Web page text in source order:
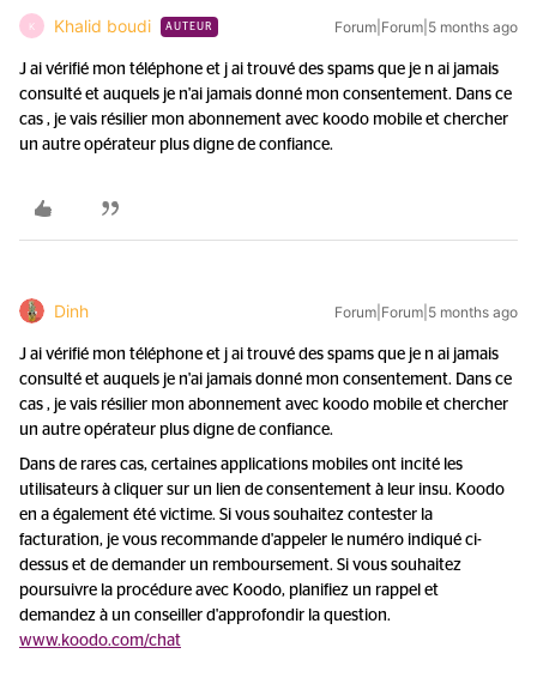
K Khalid boudi AUTEUR Forum|Forum|5 months ago
J ai vérifié mon téléphone et j ai trouvé des spams que je n ai jamais
consulté et auquels je n'ai jamais donné mon consentement. Dans ce
cas , je vais résilier mon abonnement avec koodo mobile et chercher
un autre opérateur plus digne de confiance.
Dinh Forum|Forum|5 months ago
J ai vérifié mon téléphone et j ai trouvé des spams que je n ai jamais
consulté et auquels je n'ai jamais donné mon consentement. Dans ce
cas , je vais résilier mon abonnement avec koodo mobile et chercher
un autre opérateur plus digne de confiance.
Dans de rares cas, certaines applications mobiles ont incité les
utilisateurs à cliquer sur un lien de consentement à leur insu. Koodo
en a également été victime. Si vous souhaitez contester la
facturation, je vous recommande d'appeler le numéro indiqué ci-
dessus et de demander un remboursement. Si vous souhaitez
poursuivre la procédure avec Koodo, planifiez un rappel et
demandez à un conseiller d'approfondir la question.
www.koodo.com/chat